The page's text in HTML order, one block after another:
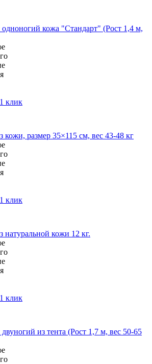
кожа "Стандарт" (Рост 1,4 м,
клик
кожи, размер 35×115 см, вес 43-48 кг
клик
натуральной кожи 12 кг.
клик
из тента (Рост 1,7 м, вес 50-65